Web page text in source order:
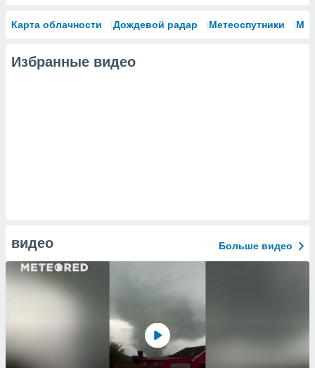
Карта облачности Дождевой радар Метеоспутники
Избранные видео
видео Больше видео